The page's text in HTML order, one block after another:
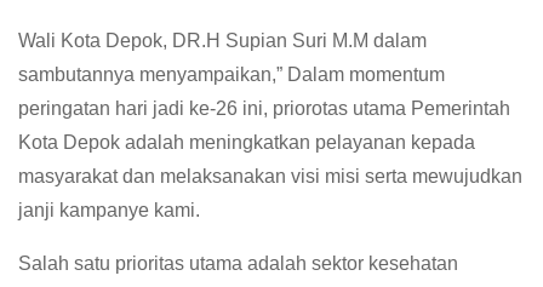
Wali Kota Depok, DR.H Supian Suri M.M dalam
sambutannya menyampaikan,” Dalam momentum
peringatan hari jadi ke-26 ini, priorotas utama Pemerintah
Kota Depok adalah meningkatkan pelayanan kepada
masyarakat dan melaksanakan visi misi serta mewujudkan
janji kampanye kami.
Salah satu prioritas utama adalah sektor kesehatan